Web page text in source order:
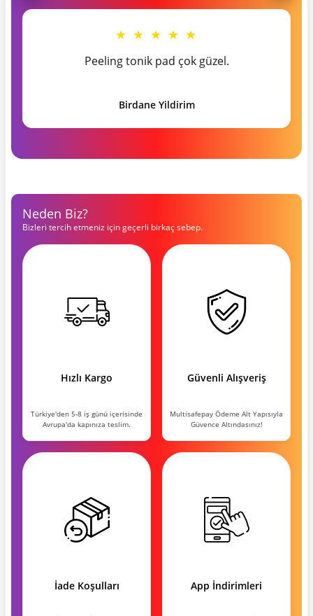
★ ★ ★ ★ ★
Peeling tonik pad çok güzel.
Birdane Yildirim
Neden Biz?
Bizleri tercih etmeniz için geçerli birkaç sebep.
Hızlı Kargo
Türkiye'den 5-8 iş günü içerisinde
Avrupa'da kapınıza teslim.
Güvenli Alışveriş
Multisafepay Ödeme Alt Yapısıyla
Güvence Altındasınız!
İade Koşulları App İndirimleri